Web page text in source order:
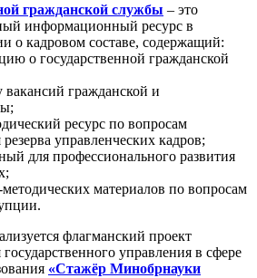
гражданской службы – это
информационный ресурс в
о кадровом составе, содержащий:
о государственной гражданской
гражданской и
ресурс по вопросам
управленческих кадров;
для профессионального развития
материалов по вопросам
флагманский проект
управления в сфере
«Стажёр Минобрнауки